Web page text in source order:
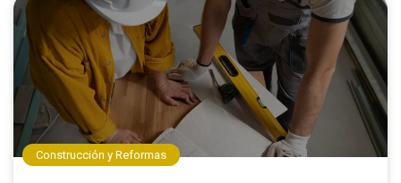
Construcción y Reformas